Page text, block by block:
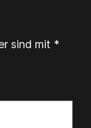
sind mit *